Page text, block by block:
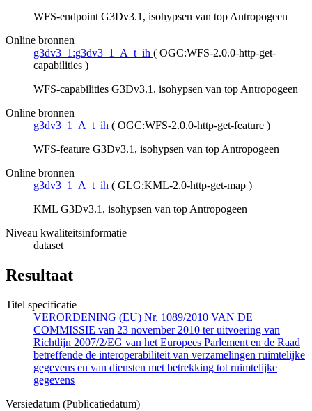
WFS-endpoint G3Dv3.1, isohypsen van top Antropogeen
Online bronnen
g3dv3_1:g3dv3_1_A_t_ih ( OGC:WFS-2.0.0-http-get-
capabilities )
WFS-capabilities G3Dv3.1, isohypsen van top Antropogeen
Online bronnen
g3dv3_1_A_t_ih ( OGC:WFS-2.0.0-http-get-feature )
WFS-feature G3Dv3.1, isohypsen van top Antropogeen
Online bronnen
g3dv3_1_A_t_ih ( GLG:KML-2.0-http-get-map )
KML G3Dv3.1, isohypsen van top Antropogeen
Niveau kwaliteitsinformatie
dataset
Resultaat
Titel specificatie
VERORDENING (EU) Nr. 1089/2010 VAN DE
COMMISSIE van 23 november 2010 ter uitvoering van
Richtlijn 2007/2/EG van het Europees Parlement en de Raad
betreffende de interoperabiliteit van verzamelingen ruimtelijke
gegevens en van diensten met betrekking tot ruimtelijke
gegevens
Versiedatum (Publicatiedatum)